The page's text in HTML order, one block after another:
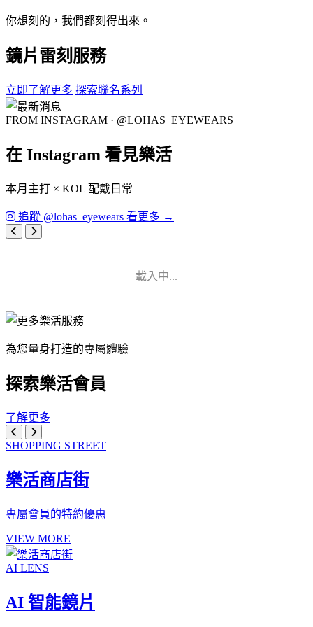
你想刻的，我們都刻得出來。
鏡片雷刻服務
立即了解更多 探索聯名系列
FROM INSTAGRAM · @LOHAS_EYEWEARS
在 Instagram 看見樂活
本月主打 × KOL 配戴日常
追蹤 @lohas_eyewears 看更多 →
載入中...
為您量身打造的專屬體驗
探索樂活會員
了解更多
SHOPPING STREET
樂活商店街
專屬會員的特約優惠
VIEW MORE
AI LENS
AI 智能鏡片